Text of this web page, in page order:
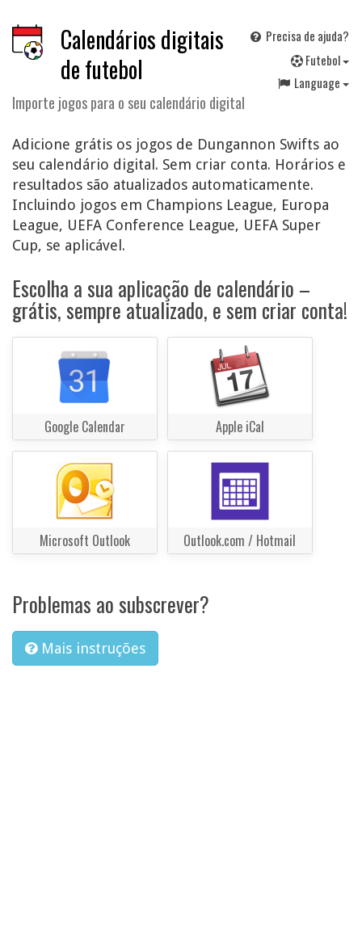
Calendários digitais
de futebol
Importe jogos para o seu calendário digital
Precisa de ajuda?
Futebol
Language
Adicione grátis os jogos de Dungannon Swifts ao
seu calendário digital. Sem criar conta. Horários e
resultados são atualizados automaticamente.
Incluindo jogos em Champions League, Europa
League, UEFA Conference League, UEFA Super
Cup, se aplicável.
Escolha a sua aplicação de calendário –
grátis, sempre atualizado, e sem criar conta!
Google Calendar Apple iCal
Microsoft Outlook Outlook.com / Hotmail
Problemas ao subscrever?
Mais instruções